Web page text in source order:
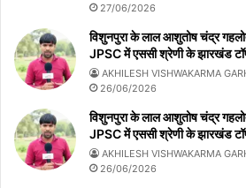
27/06/2026
विशुनपुरा के लाल आशुतोष चंद्र
JPSC में एससी श्रेणी के झारखंड
AKHILESH VISHWAKARMA
26/06/2026
विशुनपुरा के लाल आशुतोष चंद्र
JPSC में एससी श्रेणी के झारखंड
AKHILESH VISHWAKARMA
26/06/2026